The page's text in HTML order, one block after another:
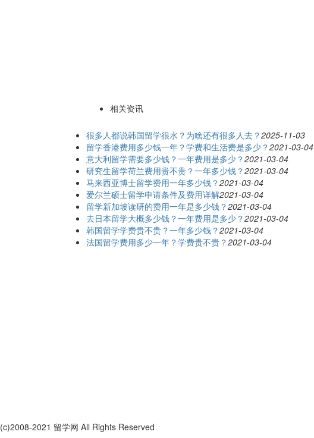
相关资讯
很多人都说韩国留学很水？为啥还有很多人去？2025-11-03
留学香港费用多少钱一年？学费和生活费是多少？2021-03-04
意大利留学需要多少钱？一年费用是多少？2021-03-04
研究生留学荷兰费用贵不贵？一年多少钱？2021-03-04
马来西亚博士留学费用一年多少钱？2021-03-04
爱尔兰硕士留学申请条件及费用详解2021-03-04
留学新加坡读研的费用一年是多少钱？2021-03-04
去日本留学大概多少钱？一年费用是多少？2021-03-04
韩国留学学费贵不贵？一年多少钱？2021-03-04
法国留学费用多少一年？学费贵不贵？2021-03-04
(c)2008-2021 留学网 All Rights Reserved